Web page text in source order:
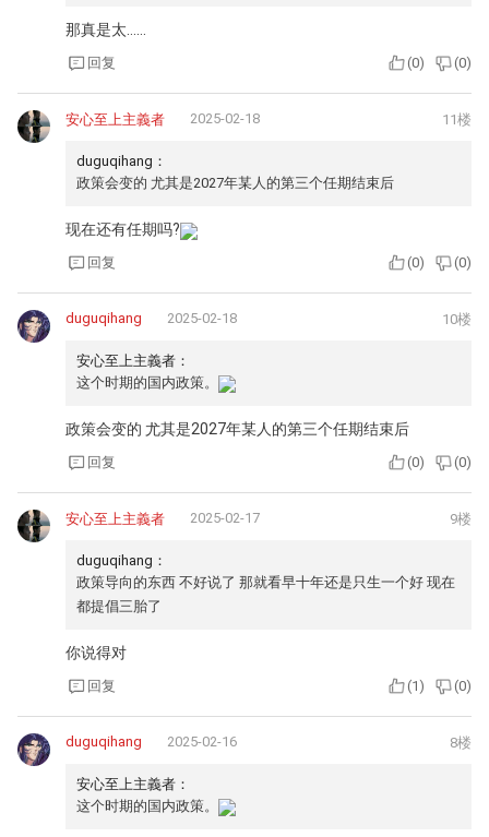
那真是太……
回复 (0) (0)
安心至上主義者 2025-02-18 11楼
duguqihang：
政策会变的 尤其是2027年某人的第三个任期结束后
现在还有任期吗?
回复 (0) (0)
duguqihang 2025-02-18 10楼
安心至上主義者：
这个时期的国内政策。
政策会变的 尤其是2027年某人的第三个任期结束后
回复 (0) (0)
安心至上主義者 2025-02-17 9楼
duguqihang：
政策导向的东西 不好说了 那就看早十年还是只生一个好 现在
都提倡三胎了
你说得对
回复 (1 ) (0)
duguqihang 2025-02-16 8楼
安心至上主義者：
这个时期的国内政策。